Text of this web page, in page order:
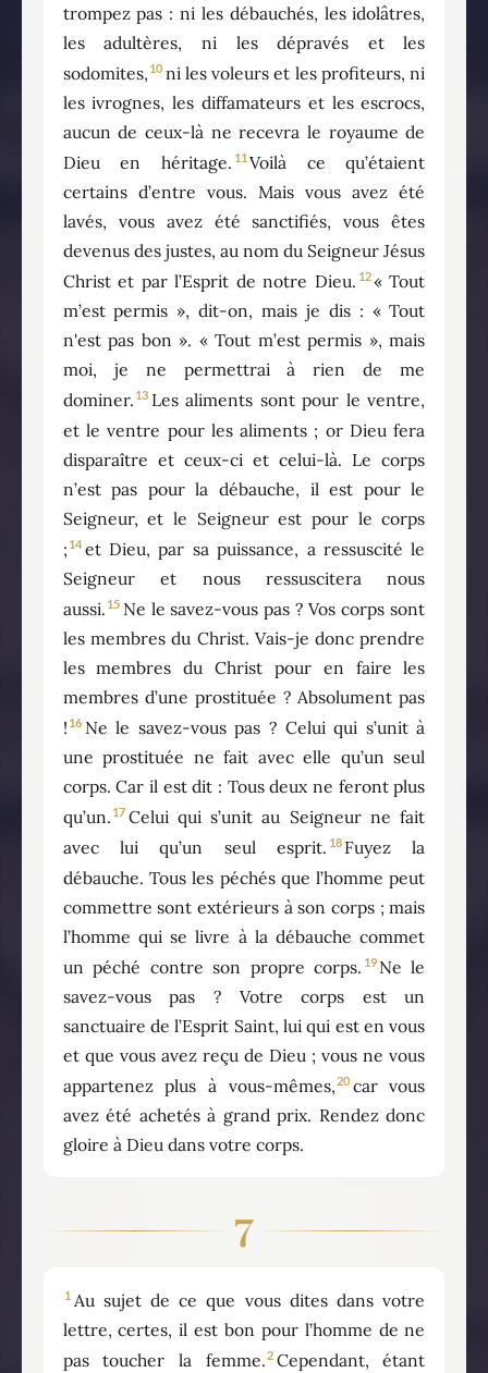
trompez pas : ni les débauchés, les idolâtres,
les adultères, ni les dépravés et les
sodomites, 10 ni les voleurs et les profiteurs, ni
les ivrognes, les diffamateurs et les escrocs,
aucun de ceux-là ne recevra le royaume de
Dieu en héritage. 11 Voilà ce qu’étaient
certains d’entre vous. Mais vous avez été
lavés, vous avez été sanctifiés, vous êtes
devenus des justes, au nom du Seigneur Jésus
Christ et par l’Esprit de notre Dieu. 12« Tout
m’est permis », dit-on, mais je dis : « Tout
n'est pas bon ». « Tout m’est permis », mais
moi, je ne permettrai à rien de me
dominer. 13 Les aliments sont pour le ventre,
et le ventre pour les aliments ; or Dieu fera
disparaître et ceux-ci et celui-là. Le corps
n’est pas pour la débauche, il est pour le
Seigneur, et le Seigneur est pour le corps
; 14 et Dieu, par sa puissance, a ressuscité le
Seigneur et nous ressuscitera nous
aussi. 15 Ne le savez-vous pas ? Vos corps sont
les membres du Christ. Vais-je donc prendre
les membres du Christ pour en faire les
membres d’une prostituée ? Absolument pas
! 16 Ne le savez-vous pas ? Celui qui s’unit à
une prostituée ne fait avec elle qu’un seul
corps. Car il est dit : Tous deux ne feront plus
qu’un. 17 Celui qui s’unit au Seigneur ne fait
avec lui qu’un seul esprit. 18 Fuyez la
débauche. Tous les péchés que l’homme peut
commettre sont extérieurs à son corps ; mais
l’homme qui se livre à la débauche commet
un péché contre son propre corps. 19 Ne le
savez-vous pas ? Votre corps est un
sanctuaire de l’Esprit Saint, lui qui est en vous
et que vous avez reçu de Dieu ; vous ne vous
appartenez plus à vous-mêmes,20 car vous
avez été achetés à grand prix. Rendez donc
gloire à Dieu dans votre corps.
7
1 Au sujet de ce que vous dites dans votre
lettre, certes, il est bon pour l’homme de ne
pas toucher la femme.2 Cependant, étant